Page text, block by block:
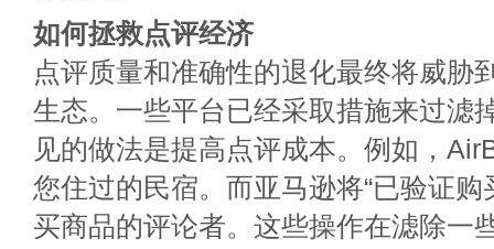
如何拯救点评经济
点评质量和准确性的退化最终将威胁
生态。一些平台已经采取措施来过滤
见的做法是提高点评成本。例如，
您住过的民宿。而亚马逊将“已验证购
买商品的评论者。这些操作在滤除一